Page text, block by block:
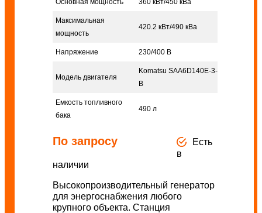
Основная мощность 360 кВт/450 кВа
Максимальная
мощность
420.2 кВт/490 кВа
Напряжение 230/400 В
Модель двигателя
Komatsu SAA6D140E-3-
B
Емкость топливного
бака
490 л
По запросу
Есть
в
наличии
Высокопроизводительный генератор
для энергоснабжения любого
крупного объекта. Станция